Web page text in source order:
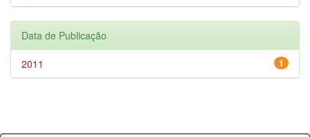
Data de Publicação
1
2011